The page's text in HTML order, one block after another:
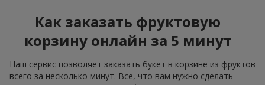
Как заказать фруктовую
корзину онлайн за 5 минут
Наш сервис позволяет заказать букет в корзине из фруктов
всего за несколько минут. Все, что вам нужно сделать —